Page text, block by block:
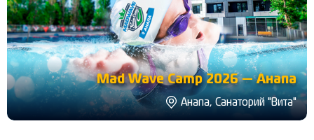
Mad Wave Camp 2026 — Анапа
Анапа, Санаторий "Вита"